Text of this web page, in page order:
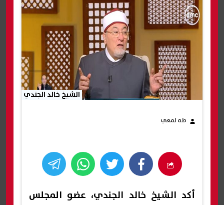
الشيخ خالد الجندي
طه لمعي
أكد الشيخ خالد الجندي، عضو المجلس